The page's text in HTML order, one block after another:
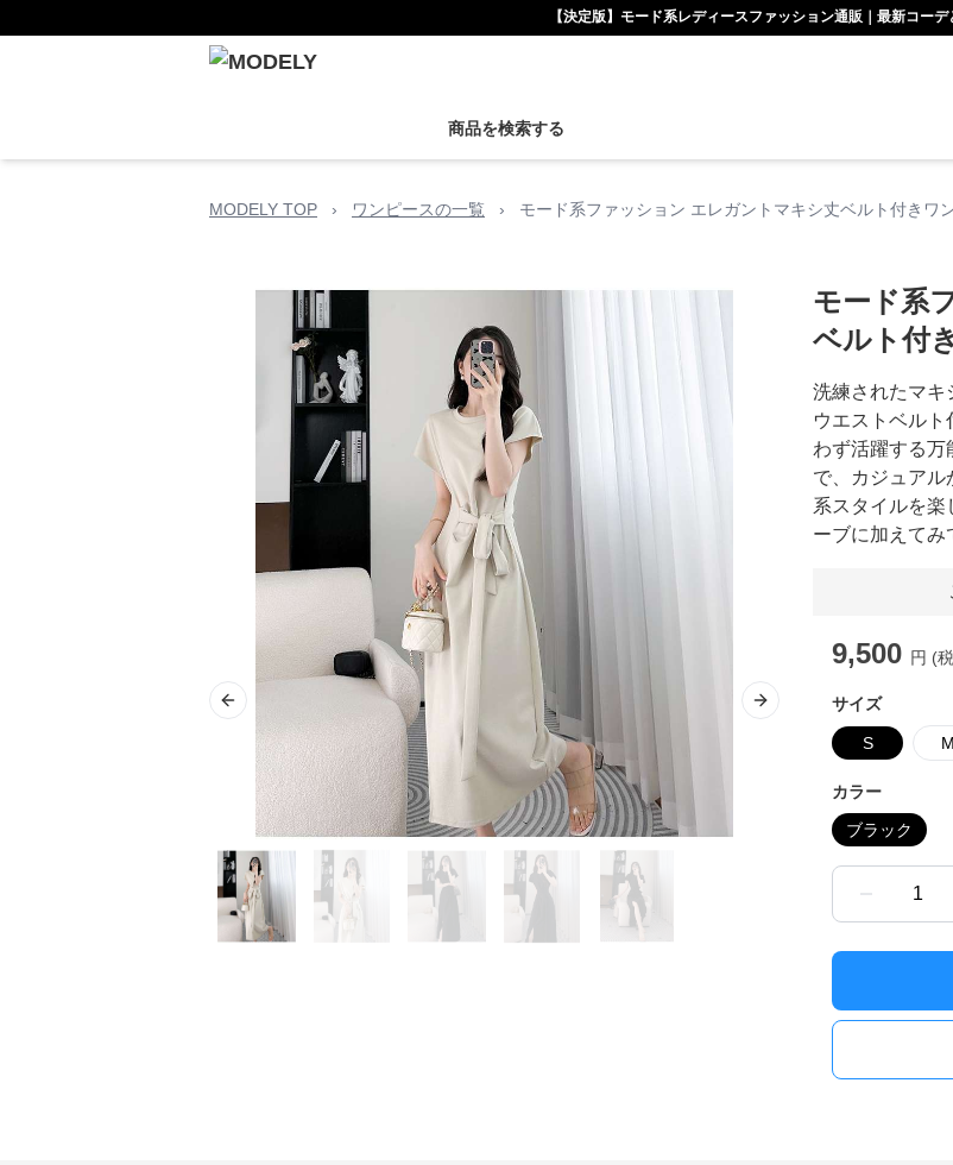
【決定版】モード系レディースファッション通販｜最新コー
商品を検索する
MODELY TOP › ワンピースの一覧 › モード系ファッション エレガントマキシ丈ベルト付きワ
Previous slide Next slide
モード系
ベルト付
洗練されたマキ
ウエストベル
わず活躍する万
で、カジュアル
系スタイルを楽
ーブに加えてみ
9,500 円 (
サイズ
S M
カラー
ブラック
1